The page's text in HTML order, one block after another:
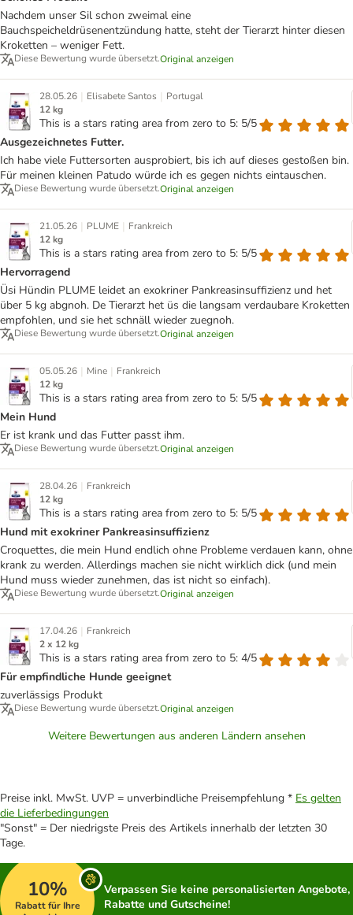
Nachdem unser Sil schon zweimal eine
Bauchspeicheldrüsenentzündung hatte, steht der Tierarzt hinter diesen
Kroketten – weniger Fett.
Diese Bewertung wurde übersetzt.Original anzeigen
28.05.26 | Elisabete Santos | Portugal
12 kg
This is a stars rating area from zero to 5: 5/5
Ausgezeichnetes Futter.
Ich habe viele Futtersorten ausprobiert, bis ich auf dieses gestoßen bin.
Für meinen kleinen Patudo würde ich es gegen nichts eintauschen.
Diese Bewertung wurde übersetzt.Original anzeigen
21.05.26 | PLUME | Frankreich
12 kg
This is a stars rating area from zero to 5: 5/5
Hervorragend
Üsi Hündin PLUME leidet an exokriner Pankreasinsuffizienz und het
über 5 kg abgnoh. De Tierarzt het üs die langsam verdaubare Kroketten
empfohlen, und sie het schnäll wieder zuegnoh.
Diese Bewertung wurde übersetzt.Original anzeigen
05.05.26 | Mine | Frankreich
12 kg
This is a stars rating area from zero to 5: 5/5
Mein Hund
Er ist krank und das Futter passt ihm.
Diese Bewertung wurde übersetzt.Original anzeigen
28.04.26 | Frankreich
12 kg
This is a stars rating area from zero to 5: 5/5
Hund mit exokriner Pankreasinsuffizienz
Croquettes, die mein Hund endlich ohne Probleme verdauen kann, ohne
krank zu werden. Allerdings machen sie nicht wirklich dick (und mein
Hund muss wieder zunehmen, das ist nicht so einfach).
Diese Bewertung wurde übersetzt.Original anzeigen
17.04.26 | Frankreich
2 x 12 kg
This is a stars rating area from zero to 5: 4/5
Für empfindliche Hunde geeignet
zuverlässigs Produkt
Diese Bewertung wurde übersetzt.Original anzeigen
Weitere Bewertungen aus anderen Ländern ansehen
Preise inkl. MwSt. UVP = unverbindliche Preisempfehlung * Es gelten
die Lieferbedingungen
"Sonst" = Der niedrigste Preis des Artikels innerhalb der letzten 30
Tage.
10%
Rabatt für Ihre
Verpassen Sie keine personalisierten Angebote,
Rabatte und Gutscheine!